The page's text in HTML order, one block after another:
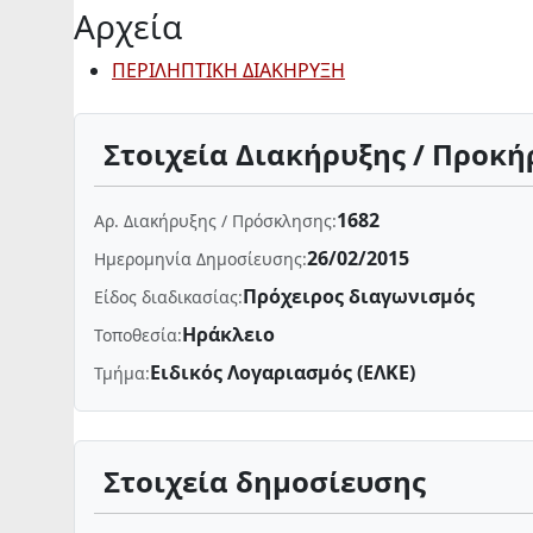
Αρχεία
ΠΕΡΙΛΗΠΤΙΚΗ ΔΙΑΚΗΡΥΞΗ
Στοιχεία Διακήρυξης /
Αρ. Διακήρυξης / Πρόσκλησης:1682
Ημερομηνία Δημοσίευσης:26/02/2015
Είδος διαδικασίας:Πρόχειρος διαγωνισμός
Τοποθεσία:Ηράκλειο
Τμήμα:Ειδικός Λογαριασμός (ΕΛΚΕ)
Στοιχεία δημοσίευσης